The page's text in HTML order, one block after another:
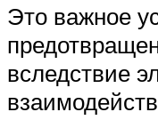
Это важное
вследствие